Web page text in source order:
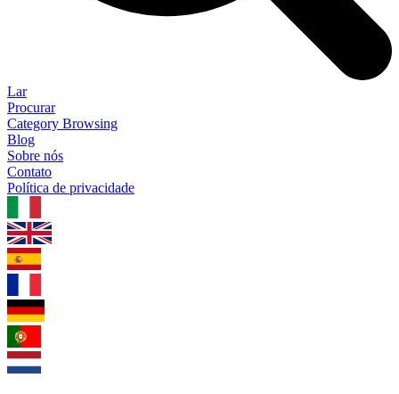
Lar
Procurar
Category Browsing
Blog
Sobre nós
Contato
Política de privacidade